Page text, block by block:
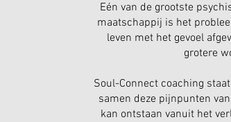
Eén van de grootste
maatschappij is het
leven met het gevoel
grotere
Soul-Connect coaching
samen deze pijnpunten
kan ontstaan vanuit het